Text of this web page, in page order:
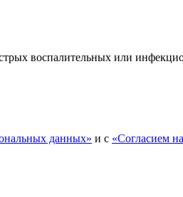
воспалительных или
данных» и с «Согласием